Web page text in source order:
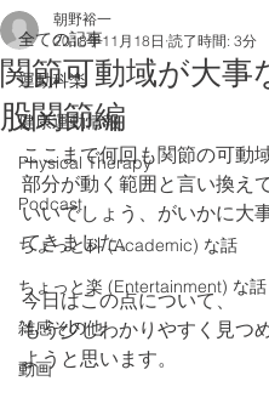
全ての記事
運動科楽
健康運動情報
Physical Therapy
Podcast
ちょっと科 (Academic) な話
ちょっと楽 (Entertainment) な話
雑感その他
動画
関節可動域が大事
股関節編
朝野裕一
2018年11月18日 読了時間: 3分
ここまで何回も関節の可動
部分が動く範囲と言い換え
いいでしょう、がいかに大
てきました。
今日はこの点について、
もう少しわかりやすく見つ
ようと思います。